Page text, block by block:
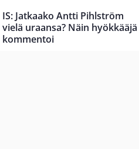
IS: Jatkaako Antti Pihlström
vielä uraansa? Näin hyökkääjä
kommentoi